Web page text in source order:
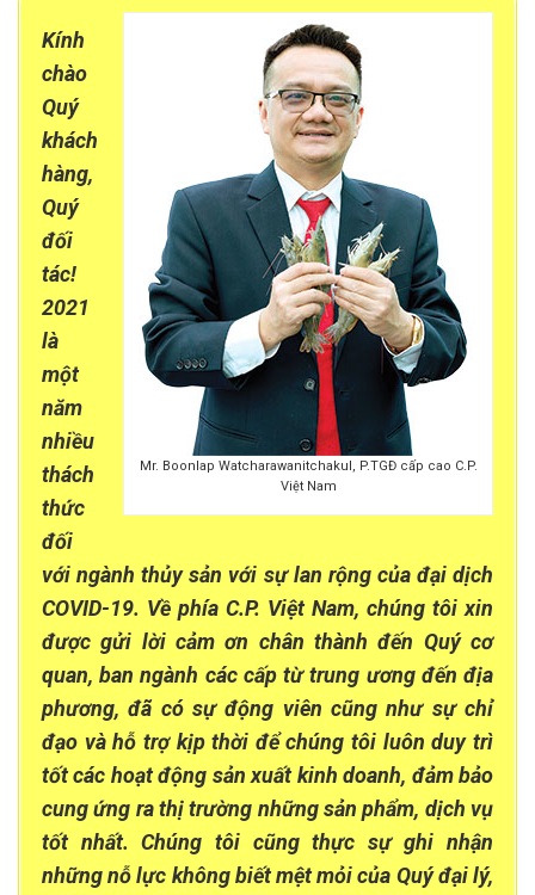
Mr. Boonlap Watcharawanitchakul, P.TGĐ cấp cao C.P.
Việt Nam
Kính
chào
Quý
khách
hàng,
Quý
đối
tác!
2021
là
một
năm
nhiều
thách
thức
đối
với ngành thủy sản với sự lan rộng của đại dịch
COVID-19. Về phía C.P. Việt Nam, chúng tôi xin
được gửi lời cảm ơn chân thành đến Quý cơ
quan, ban ngành các cấp từ trung ương đến địa
phương, đã có sự động viên cũng như sự chỉ
đạo và hỗ trợ kịp thời để chúng tôi luôn duy trì
tốt các hoạt động sản xuất kinh doanh, đảm bảo
cung ứng ra thị trường những sản phẩm, dịch vụ
tốt nhất. Chúng tôi cũng thực sự ghi nhận
những nỗ lực không biết mệt mỏi của Quý đại lý,